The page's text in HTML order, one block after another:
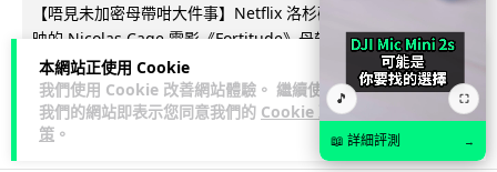
本網站正使用 Cookie
我們使用 Cookie 改善網站體驗。 繼續使用
我們的網站即表示您同意我們的 Cookie 政
策 。
【唔見未加密母帶咁大件事】Netflix 洛杉磯辦公室被竊，未上
映的 Nicolas Cage 電影《Fortitude》母帶亦告失蹤。電影...
閱讀全文
184 10 ↗ 分享
🎵 ⛶
📖 詳細評測 →